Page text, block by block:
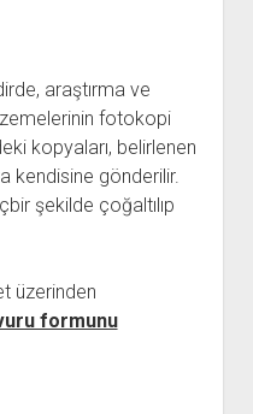
araştırma ve
fotokopi
kopyaları, belirlenen
kendisine gönderilir.
şekilde çoğaltılıp
üzerinden
formunu